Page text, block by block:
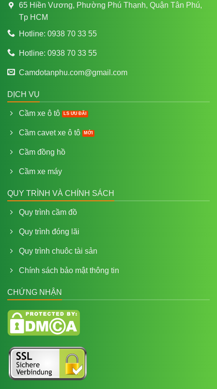
65 Hiền Vương, Phường Phú Thạnh, Quận Tân Phú,
Tp HCM
Hotline: 0938 70 33 55
Hotline: 0938 70 33 55
Camdotanphu.com@gmail.com
DỊCH VỤ
Cầm xe ô tô
Cầm cavet xe ô tô
Cầm đồng hồ
Cầm xe máy
QUY TRÌNH VÀ CHÍNH SÁCH
Quy trình cầm đồ
Quy trình đóng lãi
Quy trình chuôc tài sản
Chính sách bảo mật thông tin
CHỨNG NHẬN